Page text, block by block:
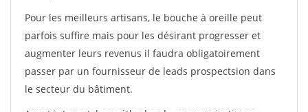
Pour les meilleurs artisans, le bouche à oreille peut
parfois suffire mais pour les désirant progresser et
augmenter leurs revenus il faudra obligatoirement
passer par un fournisseur de leads prospectsion dans
le secteur du bâtiment.